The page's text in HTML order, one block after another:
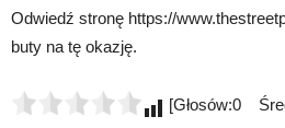
Odwiedź stronę https://
buty na tę okazję.
[Głosów:0